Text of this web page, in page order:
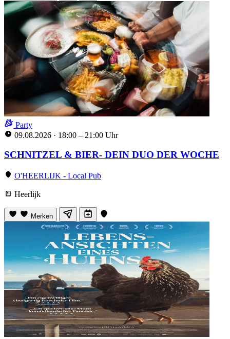
Party
09.08.2026 · 18:00 – 21:00 Uhr
SCHNITZEL & BIER- DEIN DUO DER WOCHE
O'HEERLIJK - Local Pub
Heerlijk
Merken